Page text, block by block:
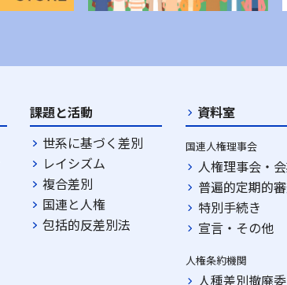
課題と活動
世系に基づく差別
レイシズム
複合差別
国連と人権
包括的反差別法
資料室
国連人権理事会
人権理事会・
普遍的定期的審
特別手続き
宣言・その他
人権条約機関
人種差別撤廃